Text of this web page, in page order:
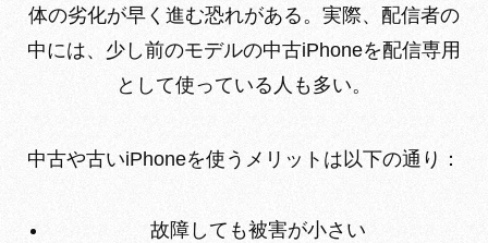
体の劣化が早く進む恐れがある。実際、配信者の
中には、少し前のモデルの中古iPhoneを配信専用
として使っている人も多い。
中古や古いiPhoneを使うメリットは以下の通り：
故障しても被害が小さい